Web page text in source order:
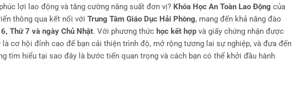
lợi lao động và tăng cường năng suất đơn vị? Khóa Học An Toàn Lao Động của
thông qua kết nối với Trung Tâm Giáo Dục Hải Phòng, mang đến khả năng đào
Thứ 7 và ngày Chủ Nhật. Với phương thức học kết hợp và giấy chứng nhận được
là cơ hội đỉnh cao để bạn cải thiện trình độ, mở rộng tương lai sự nghiệp, và đưa đến
tìm hiểu tại sao đây là bước tiến quan trọng và cách bạn có thể khởi đầu hành